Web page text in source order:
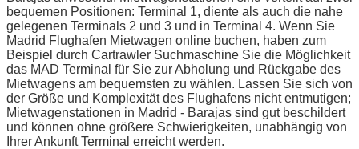
bequemen Positionen: Terminal 1, diente als auch die nahe
gelegenen Terminals 2 und 3 und in Terminal 4. Wenn Sie
Madrid Flughafen Mietwagen online buchen, haben zum
Beispiel durch Cartrawler Suchmaschine Sie die Möglichkeit
das MAD Terminal für Sie zur Abholung und Rückgabe des
Mietwagens am bequemsten zu wählen. Lassen Sie sich von
der Größe und Komplexität des Flughafens nicht entmutigen;
Mietwagenstationen in Madrid - Barajas sind gut beschildert
und können ohne größere Schwierigkeiten, unabhängig von
Ihrer Ankunft Terminal erreicht werden.